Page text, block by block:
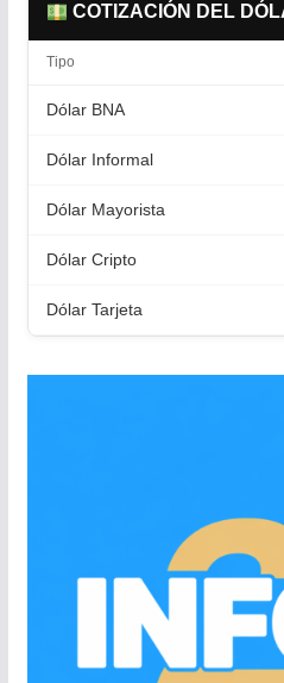
COTIZACIÓN DEL
Tipo
Dólar BNA
Dólar Informal
Dólar Mayorista
Dólar Cripto
Dólar Tarjeta